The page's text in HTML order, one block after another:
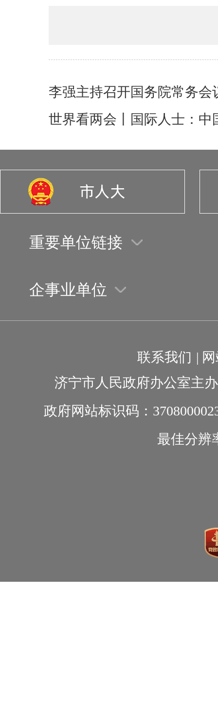
李强主持召开国务院常务会
世界看两会丨国际人士：
重要单位链接
企事业单位
联系我们 |
济宁市人民政府办公室主
政府网站标识码：
最佳分辨